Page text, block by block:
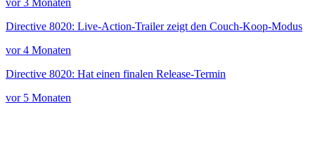
Directive 8020: Live-Action-Trailer zeigt den Couch-Koop-Modus
vor 4 Monaten
Directive 8020: Hat einen finalen Release-Termin
vor 5 Monaten